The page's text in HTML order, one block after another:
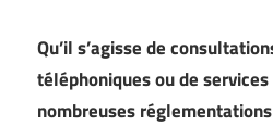
Qu’il s’agisse de
téléphoniques ou de
nombreuses